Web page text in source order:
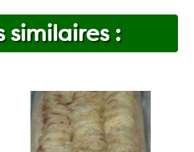
similaires :